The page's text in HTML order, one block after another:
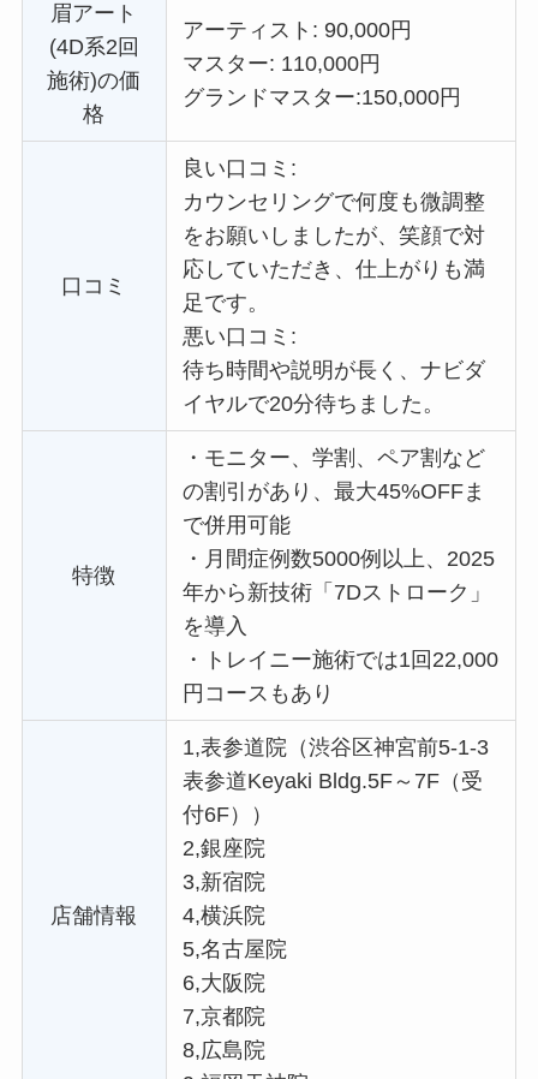
眉アート
(4D系2回
施術)の価
格
アーティスト: 90,000円
マスター: 110,000円
グランドマスター:150,000円
口コミ
良い口コミ:
カウンセリングで何度も微調整
をお願いしましたが、笑顔で対
応していただき、仕上がりも満
足です。
悪い口コミ:
待ち時間や説明が長く、ナビダ
イヤルで20分待ちました。
特徴
・ モニター、学割、ペア割など
の割引があり、最大45%OFFま
で併用可能
・ 月間症例数5000例以上、2025
年から新技術「7Dストローク」
を導入
・
トレイニー施術では1回22,000
円コースもあり
店舗情報
1,表参道院（渋谷区神宮前5-1-3
表参道Keyaki Bldg.5F～7F（受
付6F））
2,銀座院
3,新宿院
4,横浜院
5,名古屋院
6,大阪院
7,京都院
8,広島院